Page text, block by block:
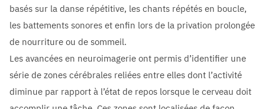
basés sur la danse répétitive, les chants répétés en boucle,
les battements sonores et enfin lors de la privation prolongée
de nourriture ou de sommeil.
Les avancées en neuroimagerie ont permis d’identifier une
série de zones cérébrales reliées entre elles dont l’activité
diminue par rapport à l’état de repos lorsque le cerveau doit